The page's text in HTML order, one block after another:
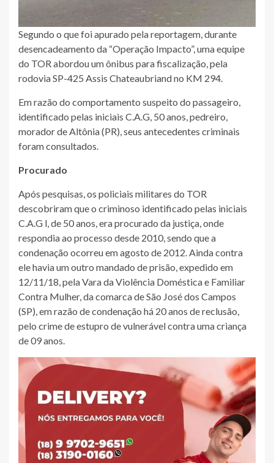
Segundo o que foi apurado pela reportagem, durante
desencadeamento da “Operação Impacto”, uma equipe
do TOR abordou um ônibus para fiscalização, pela
rodovia SP-425 Assis Chateaubriand no KM 294.
Em razão do comportamento suspeito do passageiro,
identificado pelas iniciais C.A.G, 50 anos, pedreiro,
morador de Altônia (PR), seus antecedentes criminais
foram consultados.
Procurado
Após pesquisas, os policiais militares do TOR
descobriram que o criminoso identificado pelas iniciais
C.A.G l, de 50 anos, era procurado da justiça, onde
respondia ao processo desde 2010, sendo que a
condenação ocorreu em agosto de 2012. Ainda contra
ele havia um outro mandado de prisão, expedido em
12/11/18, pela Vara da Violência Doméstica e Familiar
Contra Mulher, da comarca de São José dos Campos
(SP), em razão de condenação há 20 anos de reclusão,
pelo crime de estupro de vulnerável contra uma criança
de 09 anos.